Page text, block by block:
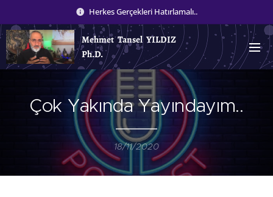
Herkes Gerçekleri Hatırlamalı..
Mehmet Tansel YILDIZ
Ph.D.
Çok Yakında Yayındayım..
18/11/2020